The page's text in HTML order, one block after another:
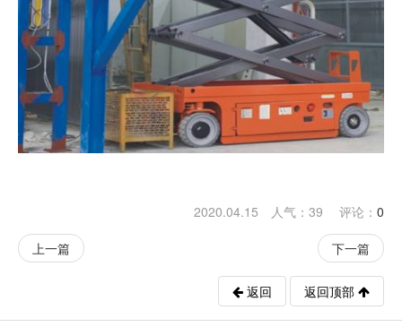
2020.04.15 人气： 39 评论： 0
上一篇 下一篇
返回 返回顶部